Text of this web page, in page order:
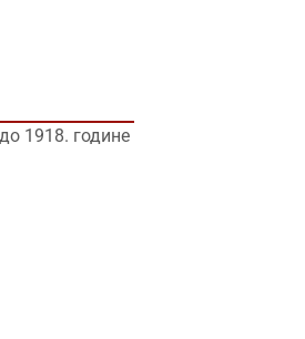
1918. године